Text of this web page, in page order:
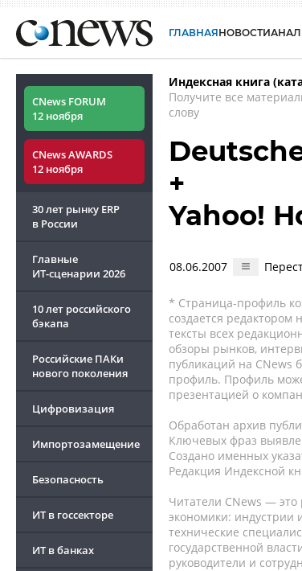
ГЛАВНАЯНОВОСТИ
CNews FORUM
12 ноября
CNews AWARDS
12 ноября
30 лет рынку ERP
в России
Главные
ИТ-сценарии 2026
10 лет российского
бэкапа
Российские ПАКи
нового поколения
Цифровизация
Импортозамещение
Безопасность
ИТ в госсекторе
ИТ в банках
Индексная книга
Получите все
слову
+
Yahoo!
08.06.2007
* Страница-профиль
создается
тексты всех
обзоры рынков,
публикаций на CNews
профиль. Профиль
презентацией о
Обработан архив
Ключевых фраз
Создано именных
Редакция Индексной
Читатели CNews — это
экономики: индустрии
технические
государственной
руководители и